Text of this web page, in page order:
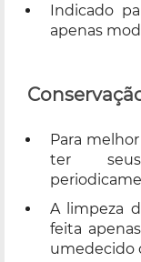
Indicado
apenas
Para
ter seus
A limpeza
feita
umedecido